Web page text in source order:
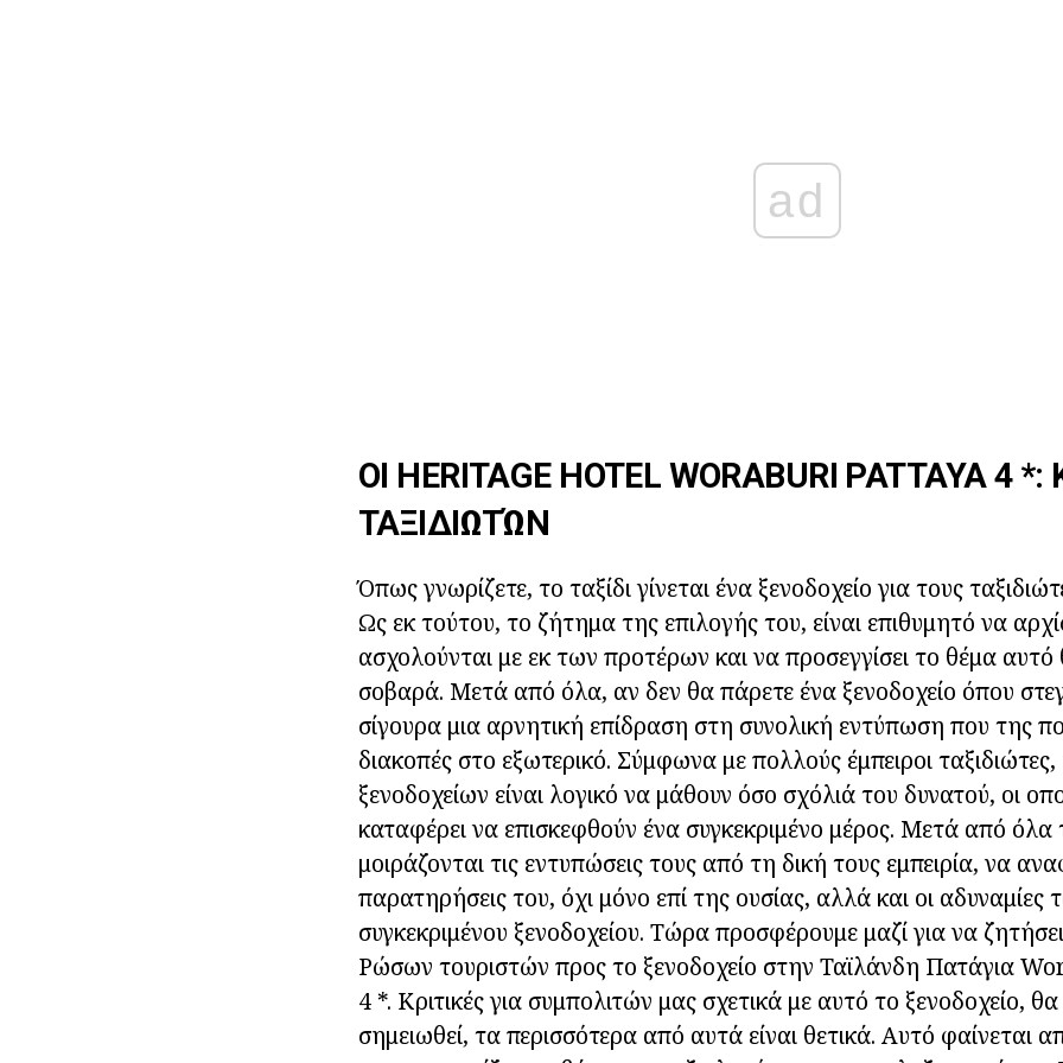
ad
ΟΙ HERITAGE HOTEL WORABURI PATTAYA 4 *:
ΤΑΞΙΔΙΩΤΏΝ
Όπως γνωρίζετε, το ταξίδι γίνεται ένα ξενοδοχείο για τους
Ως εκ τούτου, το ζήτημα της επιλογής του, είναι επιθυμητό να
ασχολούνται με εκ των προτέρων και να προσεγγίσει το θέμα αυτό
σοβαρά. Μετά από όλα, αν δεν θα πάρετε ένα ξενοδοχείο όπου
σίγουρα μια αρνητική επίδραση στη συνολική εντύπωση που της
διακοπές στο εξωτερικό. Σύμφωνα με πολλούς έμπειροι
ξενοδοχείων είναι λογικό να μάθουν όσο σχόλιά του δυνατού, οι
καταφέρει να επισκεφθούν ένα συγκεκριμένο μέρος. Μετά από
μοιράζονται τις εντυπώσεις τους από τη δική τους εμπειρία, να
παρατηρήσεις του, όχι μόνο επί της ουσίας, αλλά και οι αδυναμίες
συγκεκριμένου ξενοδοχείου. Τώρα προσφέρουμε μαζί για να
Ρώσων τουριστών προς το ξενοδοχείο στην Ταϊλάνδη Πατάγια
4 *. Κριτικές για συμπολιτών μας σχετικά με αυτό το ξενοδοχείο,
σημειωθεί, τα περισσότερα από αυτά είναι θετικά. Αυτό φαίνεται